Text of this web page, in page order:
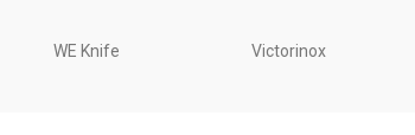
WE Knife Victorinox